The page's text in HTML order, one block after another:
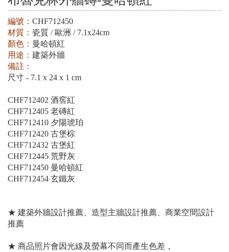
編號： CHF712450
材質： 瓷質 / 歐洲 / 7.1x24cm
顏色： 曼哈頓紅
用途： 建築外牆
備註：
尺寸 - 7.1 x 24 x 1 cm
CHF712402 酒窖紅
CHF712405 老磚紅
CHF712410 夕陽琥珀
CHF712420 古堡棕
CHF712432 古堡紅
CHF712445 荒野灰
CHF712450 曼哈頓紅
CHF712454 玄鐵灰
★ 建築外牆設計推薦、造型主牆設計推薦、商業空間設計
推薦
★ 商品照片會因光線及螢幕不同而產生色差，